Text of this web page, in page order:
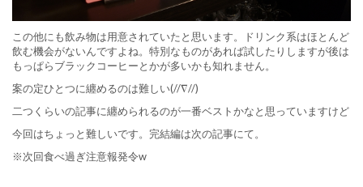
この他にも飲み物は用意されていたと思います。ドリンク系はほとんど
飲む機会がないんですよね。特別なものがあれば試したりしますが後は
もっぱらブラックコーヒーとかが多いかも知れません。
案の定ひとつに纏めるのは難しい(//∇//)
二つくらいの記事に纏められるのが一番ベストかなと思っていますけど
今回はちょっと難しいです。完結編は次の記事にて。
※次回食べ過ぎ注意報発令w